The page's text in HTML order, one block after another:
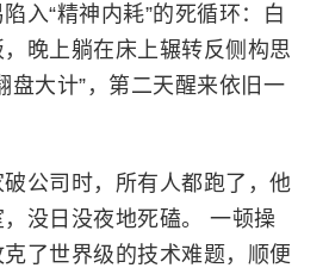
入“精神内耗”的死循环：白
晚上躺在床上辗转反侧构思
盘大计”，第二天醒来依旧一
公司时，所有人都跑了，他
没日没夜地死磕。 一顿操
了世界级的技术难题，顺便